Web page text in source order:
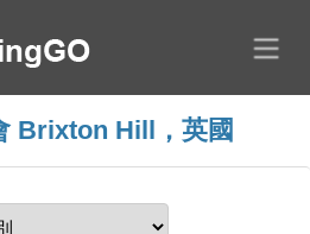
Brixton Hill，英國